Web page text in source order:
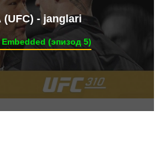
- janglari
Embedded (эпизод 5)